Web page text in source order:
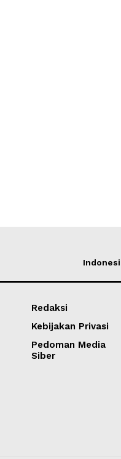
Redaksi
Kebijakan Privasi
Pedoman Media
Siber